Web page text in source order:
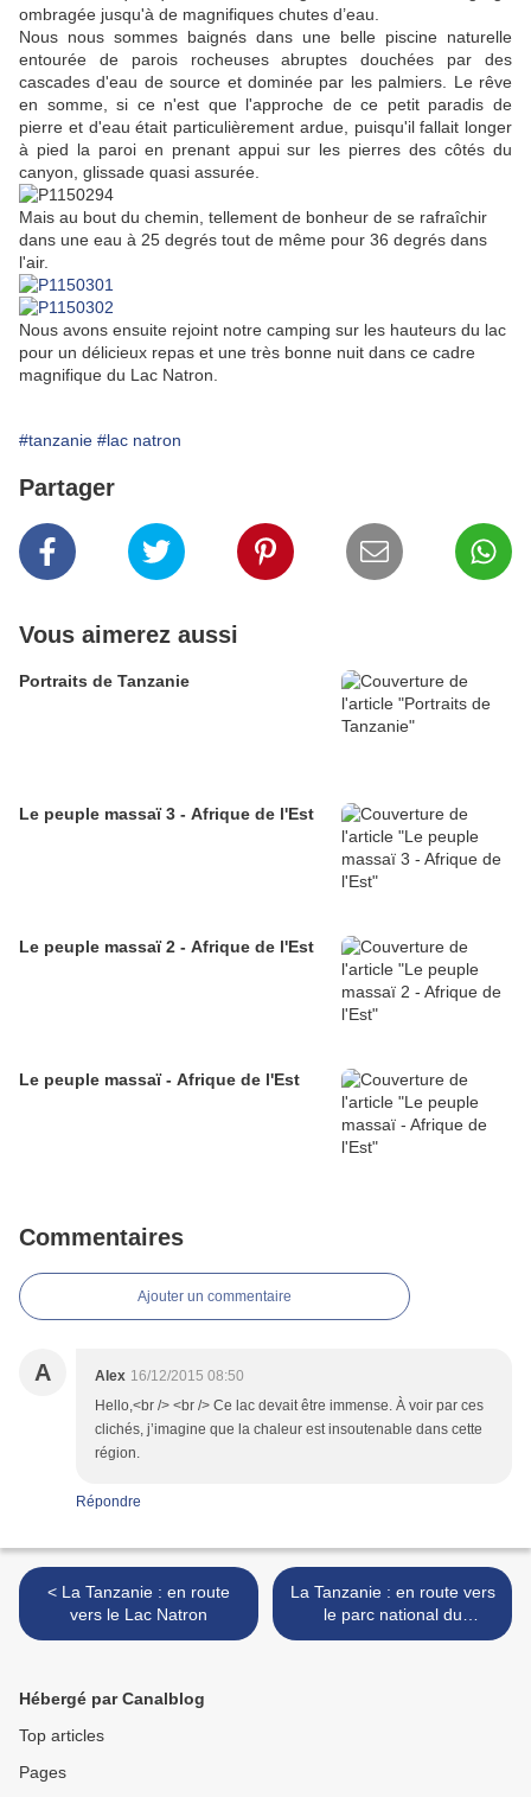
ombragée jusqu'à de magnifiques chutes d’eau.
Nous nous sommes baignés dans une belle piscine naturelle
entourée de parois rocheuses abruptes douchées par des
cascades d'eau de source et dominée par les palmiers. Le rêve
en somme, si ce n'est que l'approche de ce petit paradis de
pierre et d'eau était particulièrement ardue, puisqu'il fallait longer
à pied la paroi en prenant appui sur les pierres des côtés du
canyon, glissade quasi assurée.
Mais au bout du chemin, tellement de bonheur de se rafraîchir
dans une eau à 25 degrés tout de même pour 36 degrés dans
l'air.
Nous avons ensuite rejoint notre camping sur les hauteurs du lac
pour un délicieux repas et une très bonne nuit dans ce cadre
magnifique du Lac Natron.
#tanzanie #lac natron
Partager
Vous aimerez aussi
Portraits de Tanzanie
Le peuple massaï 3 - Afrique de l'Est
Le peuple massaï 2 - Afrique de l'Est
Le peuple massaï - Afrique de l'Est
Commentaires
Ajouter un commentaire
A Alex 16/12/2015 08:50
Hello,<br /> <br /> Ce lac devait être immense. À voir par ces
clichés, j’imagine que la chaleur est insoutenable dans cette
région.
Répondre
< La Tanzanie : en route
vers le Lac Natron
La Tanzanie : en route vers
le parc national du
Tarangire >
Hébergé par Canalblog
Top articles
Pages